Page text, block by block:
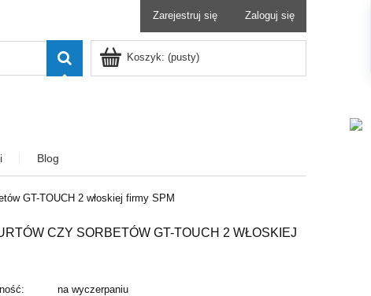
Zarejestruj się Zaloguj się
Koszyk: (pusty)
Blog
GT-TOUCH 2 włoskiej firmy SPM
CZY SORBETÓW GT-TOUCH 2 WŁOSKIEJ
na wyczerpaniu